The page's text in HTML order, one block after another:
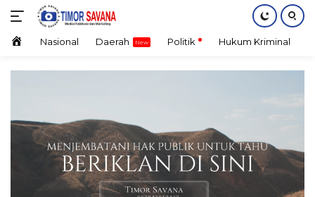
Langsung
konten HomeNasional Daerah Politik Hukum Kriminal